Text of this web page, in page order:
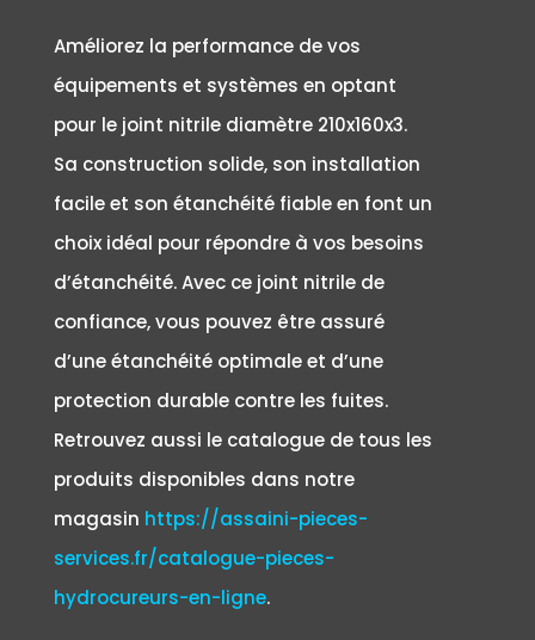
Améliorez la performance de vos
équipements et systèmes en optant
pour le joint nitrile diamètre 210x160x3.
Sa construction solide, son installation
facile et son étanchéité fiable en font un
choix idéal pour répondre à vos besoins
d’étanchéité. Avec ce joint nitrile de
confiance, vous pouvez être assuré
d’une étanchéité optimale et d’une
protection durable contre les fuites.
Retrouvez aussi le catalogue de tous les
produits disponibles dans notre
magasin https://assaini-pieces-
services.fr/catalogue-pieces-
hydrocureurs-en-ligne.